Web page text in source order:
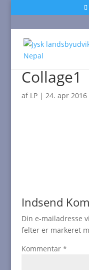
Collage1
af LP| 24. apr 2016
Indsend
Din e-mailadresse
felter er markeret
Kommentar *